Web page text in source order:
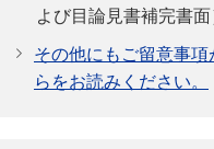
よび目論見書補完書
その他にもご留意事
らをお読みください。